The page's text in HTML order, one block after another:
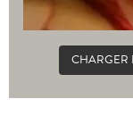
CHARGER